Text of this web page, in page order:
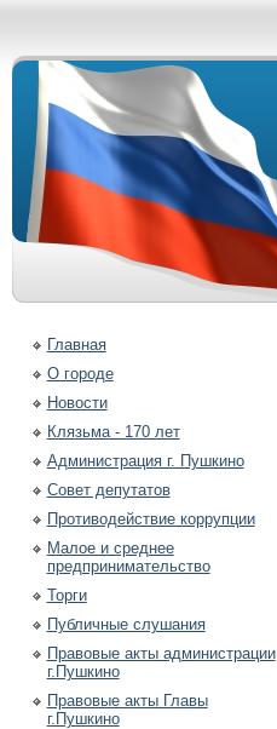
Главная
О городе
Новости
Клязьма - 170 лет
Администрация г. Пушкино
Совет депутатов
Противодействие коррупции
Малое и среднее
предпринимательство
Торги
Публичные слушания
Правовые акты администрации
г.Пушкино
Правовые акты Главы
г.Пушкино